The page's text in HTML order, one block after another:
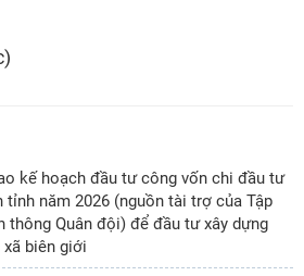
kế hoạch đầu tư công vốn chi đầu tư
năm 2026 (nguồn tài trợ của Tập
thông Quân đội) để đầu tư xây dựng
biên giới